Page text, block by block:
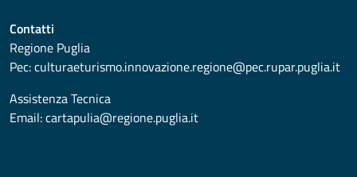
Contatti
Regione Puglia
Pec:culturaeturismo.innovazione.regione@pec.rupar.puglia.it
Assistenza Tecnica
Email:cartapulia@regione.puglia.it